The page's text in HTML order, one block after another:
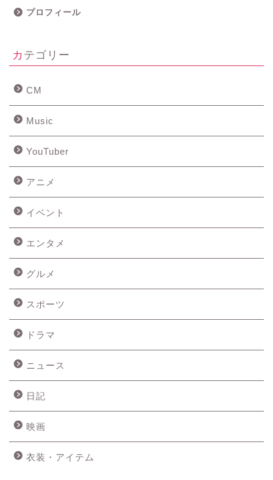
プロフィール
カテゴリー
CM
Music
YouTuber
アニメ
イベント
エンタメ
グルメ
スポーツ
ドラマ
ニュース
日記
映画
衣装・アイテム